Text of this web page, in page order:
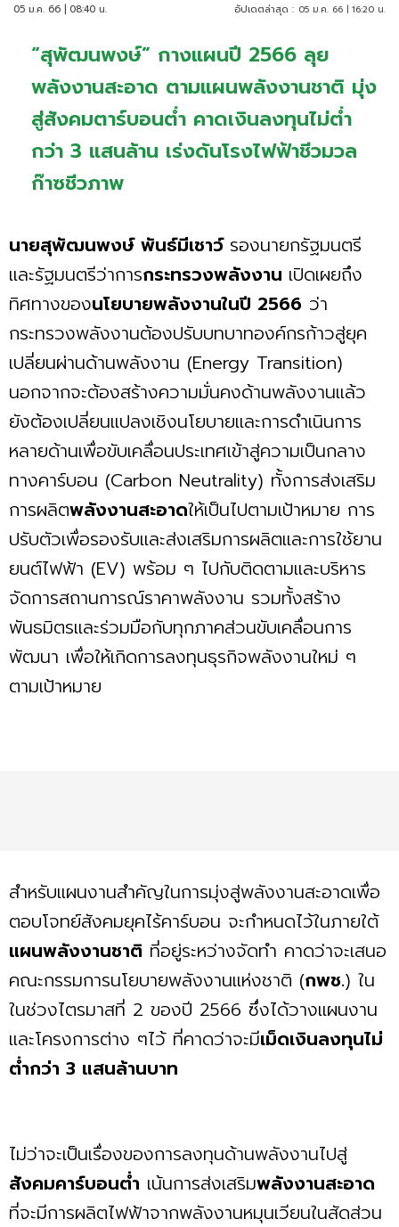
05 ม.ค. 66 | 08:40 น. อัปเดตล่าสุด : 05 ม.ค. 66 | 16:20 น.
“สุพัฒนพงษ์” กางแผนปี 2566 ลุย
พลังงานสะอาด ตามแผนพลังงานชาติ มุ่ง
สู่สังคมตาร์บอนตํ่า คาดเงินลงทุนไม่ตํ่า
กว่า 3 แสนล้าน เร่งดันโรงไฟฟ้าชีวมวล
ก๊าซชีวภาพ
นายสุพัฒนพงษ์ พันธ์มีเชาว์ รองนายกรัฐมนตรี
และรัฐมนตรีว่าการกระทรวงพลังงาน เปิดเผยถึง
ทิศทางของนโยบายพลังงานในปี 2566 ว่า
กระทรวงพลังงานต้องปรับบทบาทองค์กรก้าวสู่ยุค
เปลี่ยนผ่านด้านพลังงาน (Energy Transition)
นอกจากจะต้องสร้างความมั่นคงด้านพลังงานแล้ว
ยังต้องเปลี่ยนแปลงเชิงนโยบายและการดำเนินการ
หลายด้านเพื่อขับเคลื่อนประเทศเข้าสู่ความเป็นกลาง
ทางคาร์บอน (Carbon Neutrality) ทั้งการส่งเสริม
การผลิตพลังงานสะอาดให้เป็นไปตามเป้าหมาย การ
ปรับตัวเพื่อรองรับและส่งเสริมการผลิตและการใช้ยาน
ยนต์ไฟฟ้า (EV) พร้อม ๆ ไปกับติดตามและบริหาร
จัดการสถานการณ์ราคาพลังงาน รวมทั้งสร้าง
พันธมิตรและร่วมมือกับทุกภาคส่วนขับเคลื่อนการ
พัฒนา เพื่อให้เกิดการลงทุนธุรกิจพลังงานใหม่ ๆ
ตามเป้าหมาย
สำหรับแผนงานสำคัญในการมุ่งสู่พลังงานสะอาดเพื่อ
ตอบโจทย์สังคมยุคไร้คาร์บอน จะกำหนดไว้ในภายใต้
แผนพลังงานชาติ ที่อยู่ระหว่างจัดทำ คาดว่าจะเสนอ
คณะกรรมการนโยบายพลังงานแห่งชาติ (กพช.) ใน
ในช่วงไตรมาสที่ 2 ของปี 2566 ซึ่งได้วางแผนงาน
และโครงการต่าง ๆไว้ ที่คาดว่าจะมีเม็ดเงินลงทุนไม่
ตํ่ากว่า 3 แสนล้านบาท
ไม่ว่าจะเป็นเรื่องของการลงทุนด้านพลังงานไปสู่
สังคมคาร์บอนตํ่า เน้นการส่งเสริมพลังงานสะอาด
ที่จะมีการผลิตไฟฟ้าจากพลังงานหมุนเวียนในสัดส่วน